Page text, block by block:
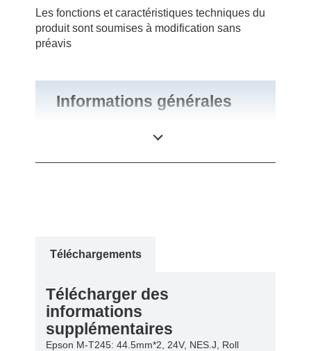
Les fonctions et caractéristiques techniques du
produit sont soumises à modification sans
préavis
Informations générales
Téléchargements
Télécharger des
informations
supplémentaires
Epson M-T245: 44.5mm*2, 24V, NES.J, Roll